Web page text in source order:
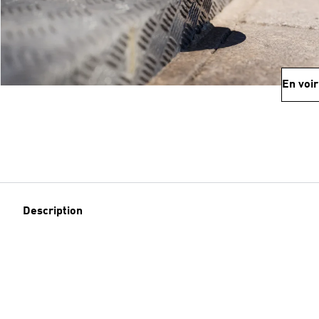
En
Description